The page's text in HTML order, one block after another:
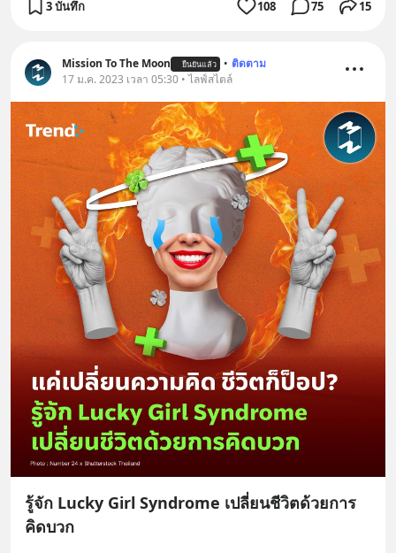
3 บันทึก 108 75 15
Mission To The Moon ยืนยันแล้ว • ติดตาม
17 ม.ค. 2023 เวลา 05:30 • ไลฟ์สไตล์
รู้จัก Lucky Girl Syndrome เปลี่ยนชีวิตด้วยการ
คิดบวก